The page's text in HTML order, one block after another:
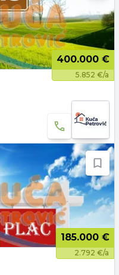
400.000 €
5.852 €/a
185.000 €
2.792 €/a